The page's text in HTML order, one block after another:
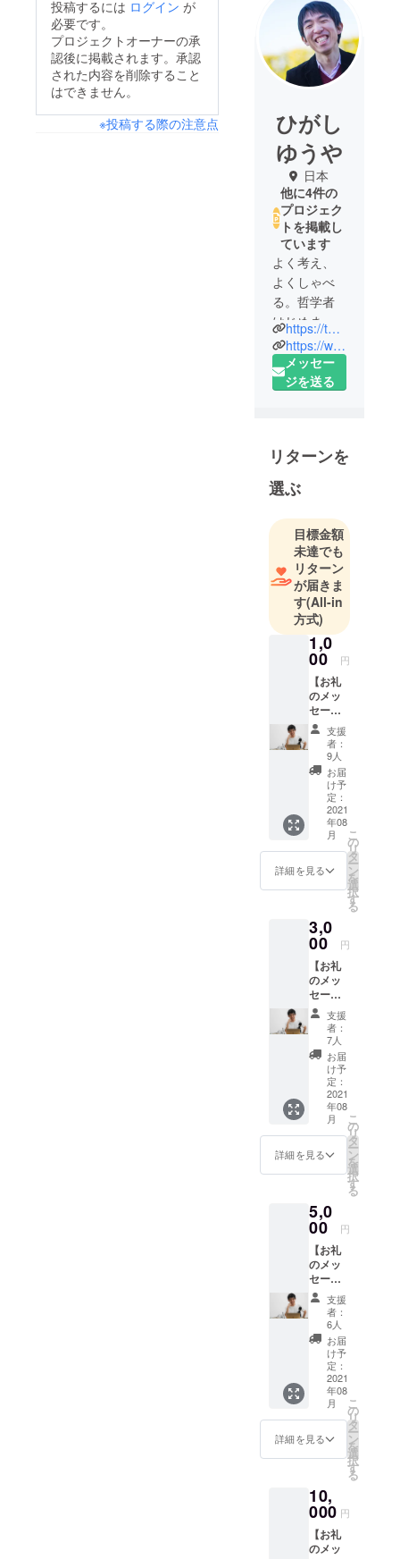
投稿するには ログイン が
必要です。
プロジェクトオーナーの承
認後に掲載されます。承認
された内容を削除すること
はできません。
※投稿する際の注意点
ひがし
ゆうや
日本
他に4件の
プロジェク
トを掲載し
ています
よく考え、
よくしゃべ
る。哲学者
はじめまし
た。毎日
#ChatGPTと
哲学、一対
者」、哲
学・倫理学
の勉強（サ
ルトル好
き）、主
夫、漫才
師、24時間
しゃべり続
ける #24時
間ラジオ、
1500回超え
のPodcast #
ちょいた
め、お金を
もらって教
わる #プロ生
徒。奥さん
曰く「東大
卒の無駄づ
かい」
https://twitter.com/higashi_manzai
https://www.youtube.com/channel/UCRtY6bfjlWuMcbWg2rotw9Q?si=rddXADQ1fuJXByWs
メッセー
ジを送る
リターンを
選ぶ
目標金額
未達でも
リターン
が届きま
す(All-in
方式)
1,0
00 円
【お礼
のメッ
セージ
文＋エ
ンディ
ングで
名前読
んでも
らう
権】 リ
ターン
を購入
してく
ださっ
た方の
名前を
ディン
グトー
クで読
ませて
頂きま
す。 あ
わせ
て、お
礼の
メッ
セージ
をテキ
ストに
てお送
りいた
しま
す。 ※
く際の
ご希望
のお名
前をご
記入く
ださい
※リター
ンの画
像は使
用許可
を得て
おりま
支援
者：
9人
お届
け予
定：
2021
年08
月
詳細を見る
こ
の
リ
タ
ー
ン
を
選
択
す
る
3,0
00 円
【お礼
のメッ
セージ
音声＋
エン
ディン
グで名
前読ん
でもら
う権】
リター
ンを購
入して
くだ
さった
方の名
ンディ
ング
トーク
で読ま
せて頂
きま
す。 あ
わせ
て、お
礼の
メッ
セージ
を音声
にてお
送りい
たしま
す。 ※
く際の
ご希望
のお名
前をご
記入く
支援
者：
7人
お届
け予
定：
2021
年08
月
詳細を見る
こ
の
リ
タ
ー
ン
を
選
択
す
る
5,0
00 円
【お礼
のメッ
セージ
動画＋
エン
ディン
グで名
前読ん
でもら
う権】
リター
ンを購
入して
くだ
さった
方の名
ンディ
ング
トーク
で読ま
せて頂
支援
者：
6人
お届
け予
定：
2021
年08
月
詳細を見る
こ
の
リ
タ
ー
ン
を
選
択
す
る
10,
000 円
【お礼
のメッ